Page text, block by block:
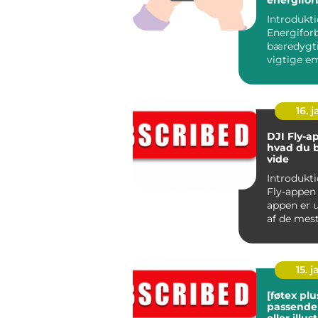
vigtige
og
16.
DJI Fly-
hvad du
vide
Fly-appen DJI Fly-
appen er
af de
15.
[føtex